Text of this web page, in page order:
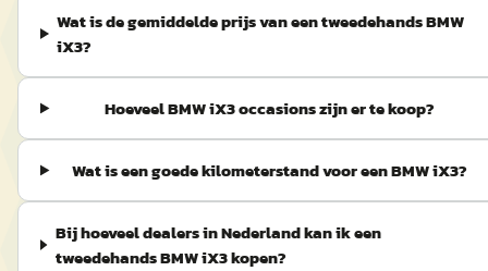
Wat is de gemiddelde prijs van een tweedehands BMW
iX3?
Hoeveel BMW iX3 occasions zijn er te koop?
Wat is een goede kilometerstand voor een BMW iX3?
Bij hoeveel dealers in Nederland kan ik een
tweedehands BMW iX3 kopen?